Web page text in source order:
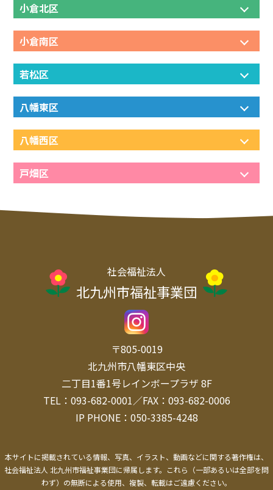
小倉北区
小倉南区
若松区
八幡東区
八幡西区
戸畑区
社会福祉法人
北九州市福祉事業団
〒805-0019
北九州市八幡東区中央
二丁目1番1号レインボープラザ 8F
TEL：093-682-0001／FAX：093-682-0006
IP PHONE：050-3385-4248
本サイトに掲載されている情報、写真、イラスト、動画などに関する著作権は、
社会福祉法人 北九州市福祉事業団に帰属します。 これら（一部あるいは全部を問
わず）の無断による使用、複製、転載はご遠慮ください。